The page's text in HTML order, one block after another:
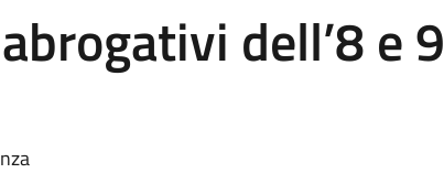
dell’8 e 9